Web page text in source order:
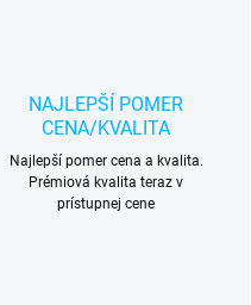
NAJLEPŠÍ POMER
CENA/KVALITA
Najlepší pomer cena a kvalita.
Prémiová kvalita teraz v
prístupnej cene